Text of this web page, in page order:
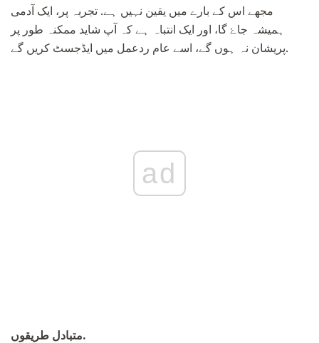
مجھے اس کے بارے میں یقین نہیں ہے. تجربہ پر، ایک آدمی
ہمیشہ جاۓ گا، اور ایک انتباہ ہے کہ آپ شاید ممکنہ طور پر
پریشان نہ ہوں گے، اسے عام ردعمل میں ایڈجسٹ کریں گے.
ad
متبادل طریقوں.